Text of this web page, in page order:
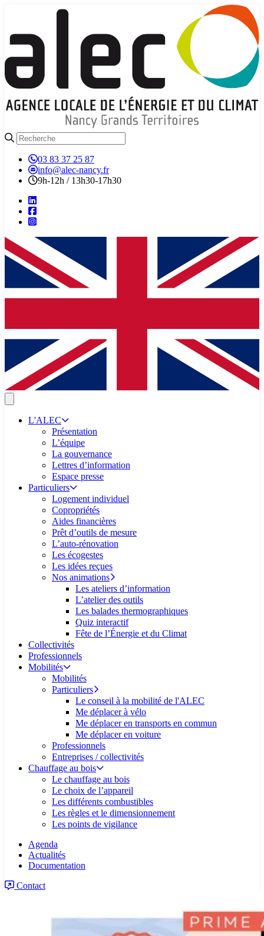
03 83 37 25 87
info@alec-nancy.fr
9h-12h / 13h30-17h30
L'ALEC
Présentation
L’équipe
La gouvernance
Lettres d’information
Espace presse
Particuliers
Logement individuel
Copropriétés
Aides financières
Prêt d’outils de mesure
L’auto-rénovation
Les écogestes
Les idées reçues
Nos animations
Les ateliers d’information
L’atelier des outils
Les balades thermographiques
Quiz interactif
Fête de l’Énergie et du Climat
Collectivités
Professionnels
Mobilités
Mobilités
Particuliers
Le conseil à la mobilité de l'ALEC
Me déplacer à vélo
Me déplacer en transports en commun
Me déplacer en voiture
Professionnels
Entreprises / collectivités
Chauffage au bois
Le chauffage au bois
Le choix de l’appareil
Les différents combustibles
Les règles et le dimensionnement
Les points de vigilance
Agenda
Actualités
Documentation
Contact